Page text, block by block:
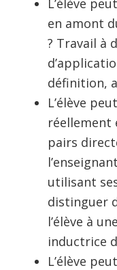
en amont
? Travail à
définition,
L’élève
réellement
pairs
utilisant
distinguer
l’élève à
inductrice
L’élève